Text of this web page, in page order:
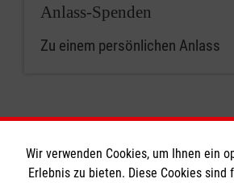
Anlass-Spenden
Zu einem persönlichen Anlass
Wir verwenden Cookies, um Ihnen ein
Erlebnis zu bieten. Diese Cookies sind